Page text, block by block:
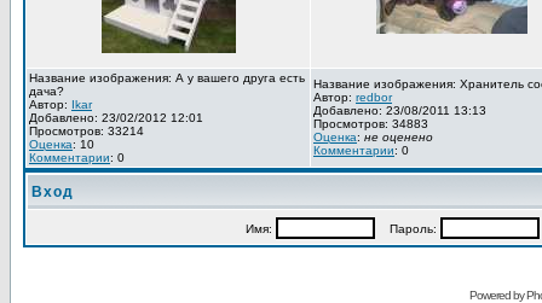
Название изображения: А у вашего друга есть
дача?
Автор: Ikar
Добавлено: 23/02/2012 12:01
Просмотров: 33214
Оценка: 10
Комментарии: 0
Название изображения: Хранитель
Автор: redbor
Добавлено: 23/08/2011 13:13
Просмотров: 34883
Оценка: не оценено
Комментарии: 0
Вход
Имя: Пароль:
Powered by